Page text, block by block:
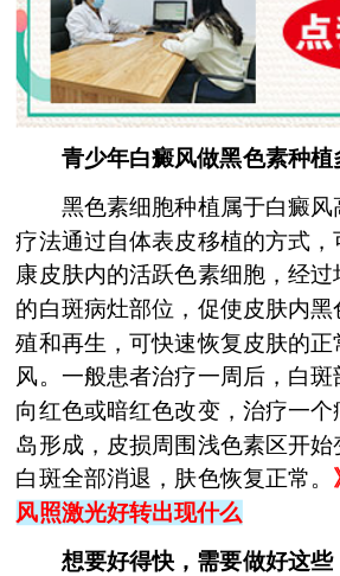
青少年白癜风做黑色素种植
黑色素细胞种植属于白癜风
疗法通过自体表皮移植的方式
康皮肤内的活跃色素细胞，经
的白斑病灶部位，促使皮肤内
殖和再生，可快速恢复皮肤的
风。一般患者治疗一周后，白
向红色或暗红色改变，治疗一
岛形成，皮损周围浅色素区开始
白斑全部消退，肤色恢复正常。
风照激光好转出现什么
想要好得快，需要做好这些